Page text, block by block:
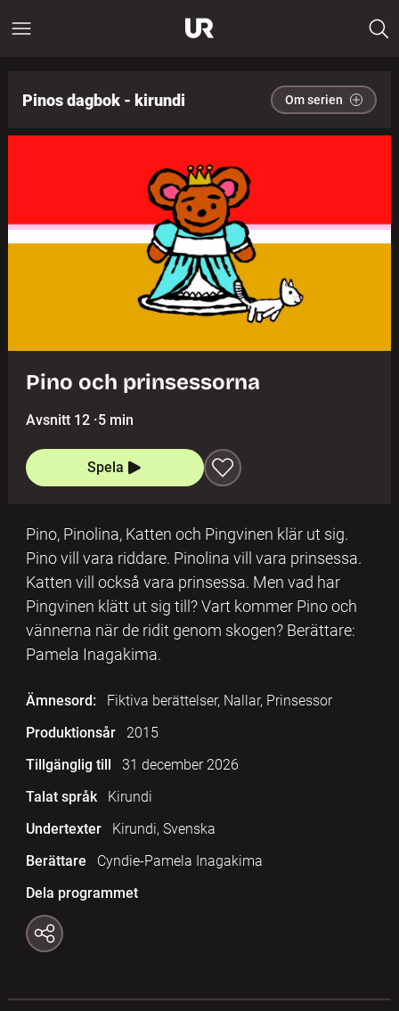
Pinos dagbok - kirundi Om serien
Pino och prinsessorna
Avsnitt 12 ·5 min
Spela
Pino, Pinolina, Katten och Pingvinen klär ut sig.
Pino vill vara riddare. Pinolina vill vara prinsessa.
Katten vill också vara prinsessa. Men vad har
Pingvinen klätt ut sig till? Vart kommer Pino och
vännerna när de ridit genom skogen? Berättare:
Pamela Inagakima.
Ämnesord:
Fiktiva berättelser, Nallar, Prinsessor
Produktionsår
2015
Tillgänglig till
31 december 2026
Talat språk
Kirundi
Undertexter
Kirundi, Svenska
Berättare
Cyndie-Pamela Inagakima
Dela programmet